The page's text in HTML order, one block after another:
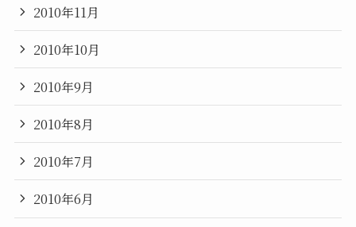
2010年11月
2010年10月
2010年9月
2010年8月
2010年7月
2010年6月